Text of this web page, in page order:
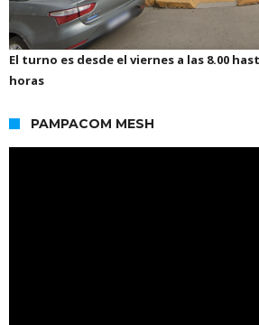
El turno es desde el viernes a las 8.00
horas
PAMPACOM MESH